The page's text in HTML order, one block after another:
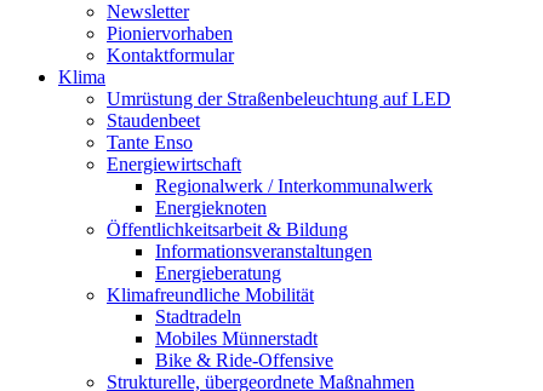
Newsletter
Pioniervorhaben
Kontaktformular
Klima
Umrüstung der Straßenbeleuchtung auf LED
Staudenbeet
Tante Enso
Energiewirtschaft
Regionalwerk / Interkommunalwerk
Energieknoten
Öffentlichkeitsarbeit & Bildung
Informationsveranstaltungen
Energieberatung
Klimafreundliche Mobilität
Stadtradeln
Mobiles Münnerstadt
Bike & Ride-Offensive
Strukturelle, übergeordnete Maßnahmen